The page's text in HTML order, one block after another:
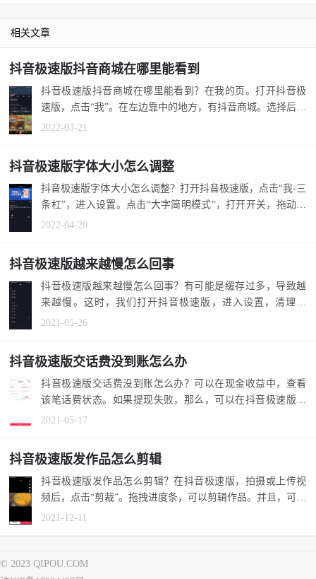
相关文章
抖音极速版抖音商城在哪里能看到
抖音极速版抖音商城在哪里能看到？在我的页。打开抖音极
速版，点击“我”。在左边靠中的地方，有抖音商城。选择后，
可以查看商...
2022-03-21
抖音极速版字体大小怎么调整
抖音极速版字体大小怎么调整？打开抖音极速版，点击“我-三
条杠”，进入设置。点击“大字简明模式”，打开开关，拖动滑
块，确定。...
2022-04-20
抖音极速版越来越慢怎么回事
抖音极速版越来越慢怎么回事？有可能是缓存过多，导致越
来越慢。这时，我们打开抖音极速版，进入设置，清理缓
存，即可。 1.抖...
2021-05-26
抖音极速版交话费没到账怎么办
抖音极速版交话费没到账怎么办？可以在现金收益中，查看
该笔话费状态。如果提现失败，那么，可以在抖音极速版反
馈一下，等待...
2021-05-17
抖音极速版发作品怎么剪辑
抖音极速版发作品怎么剪辑？在抖音极速版，拍摄或上传视
频后，点击“剪裁”。拖拽进度条，可以剪辑作品。并且，可以
调整其快慢...
2021-12-11
© 2023 QIPOU.COM